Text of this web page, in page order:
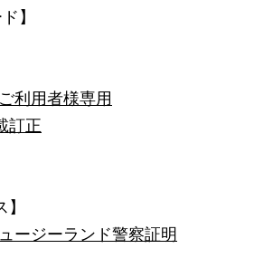
】
利用者様専用
訂正
ージーランド警察証明